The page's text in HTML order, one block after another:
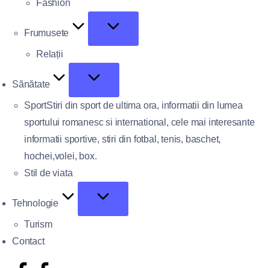
Fashion
Frumusete
Relații
Sănătate
SportStiri din sport de ultima ora, informatii din lumea
sportului romanesc si international, cele mai interesante
informatii sportive, stiri din fotbal, tenis, baschet,
hochei,volei, box.
Stil de viata
Tehnologie
Turism
Contact